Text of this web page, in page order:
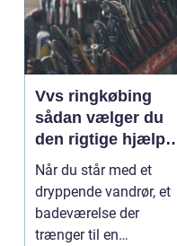
Vvs ringkøbing
sådan vælger du
den rigtige hjælp
til vand, varme og
ventilation
Når du står med et
dryppende vandrør, et
badeværelse der
trænger til en